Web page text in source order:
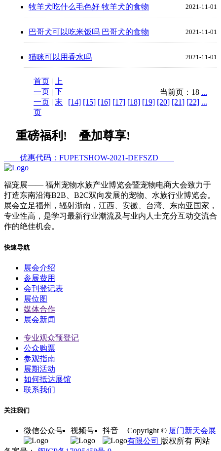
牧羊犬吃什么毛色好 牧羊犬的食物 2021-11-01
巴哥犬可以吃米饭吗 巴哥犬的食物 2021-11-01
猫咪可以用香水吗 2021-11-01
首页 |
上
一页 | 下
一页 | 末
页
当前页：18 ...
[14] [15] [16] [17] [18] [19] [20] [21] [22] ...
重磅福利! 叠加尊享!
优惠代码：FUPETSHOW-2021-DEFSZD
福宠展—— 福州宠物水族产业博览会暨宠物电商大会致力于
打造东南沿海B2B、B2C双向发展的宠物、水族行业博览会。
展会立足福州，辐射浙南，江西、安徽、台湾、东南亚国家，
专业性高，是学习最新行业潮流及与业内人士充分互动交流合
作的绝佳机会。
快速导航
展会介绍
参展费用
会刊登记表
展位图
媒体合作
展会新闻
专业观众预登记
公众购票
参观指南
展期活动
如何抵达展馆
联系我们
关注我们
微信公众号 视频号 抖音 Copyright © 厦门新天会展
有限公司 版权所有 网站